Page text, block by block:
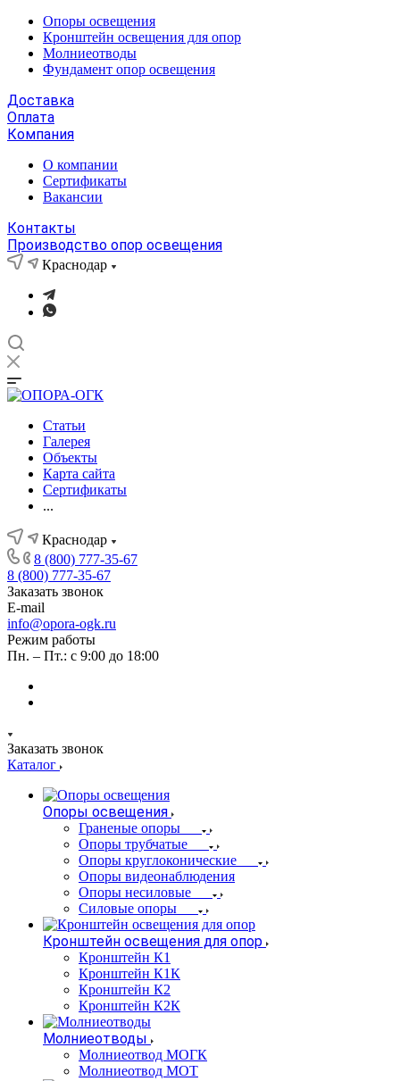
Опоры освещения
Кронштейн освещения для опор
Молниеотводы
Фундамент опор освещения
Доставка
Оплата
Компания
О компании
Сертификаты
Вакансии
Контакты
Производство опор освещения
Краснодар
Статьи
Галерея
Объекты
Карта сайта
Сертификаты
...
Краснодар
8 (800) 777-35-67
8 (800) 777-35-67
Заказать звонок
E-mail
info@opora-ogk.ru
Режим работы
Пн. – Пт.: с 9:00 до 18:00
Заказать звонок
Каталог
Опоры освещения
Граненые опоры
Опоры трубчатые
Опоры круглоконические
Опоры видеонаблюдения
Опоры несиловые
Силовые опоры
Кронштейн освещения для опор
Кронштейн К1
Кронштейн К1К
Кронштейн К2
Кронштейн К2К
Молниеотводы
Молниеотвод МОГК
Молниеотвод МОТ